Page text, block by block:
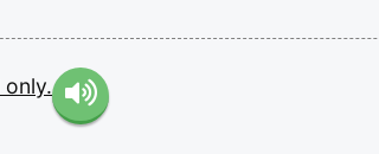
only.